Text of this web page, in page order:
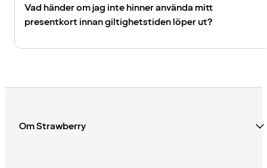
Vad händer om jag inte hinner använda mitt
presentkort innan giltighetstiden löper ut?
Om Strawberry